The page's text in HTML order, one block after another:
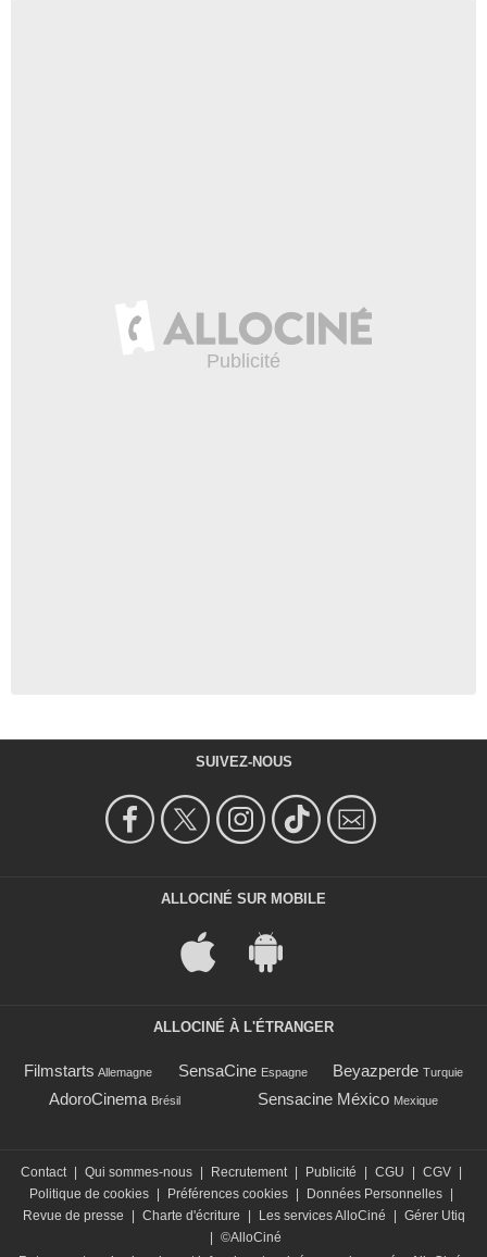
SUIVEZ-NOUS
ALLOCINÉ SUR MOBILE
ALLOCINÉ À L'ÉTRANGER
Filmstarts Allemagne SensaCine Espagne Beyazperde Turquie
AdoroCinema Brésil Sensacine México Mexique
Contact Qui sommes-nous Recrutement Publicité CGU CGV
Politique de cookies
Préférences cookies Données Personnelles
Revue de presse
Charte d'écriture Les services AlloCiné
Gérer Utiq
©AlloCiné